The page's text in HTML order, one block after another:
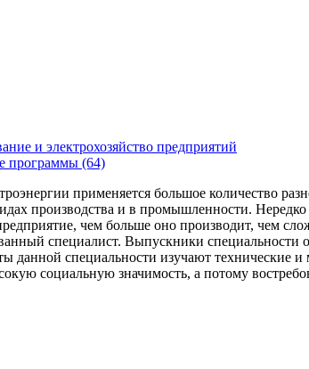
и электрохозяйство предприятий
программы (64)
применяется большое количество
производства и в промышленности.
чем больше оно производит, чем
специалист. Выпускники специальности
данной специальности изучают технические
социальную значимость, а потому